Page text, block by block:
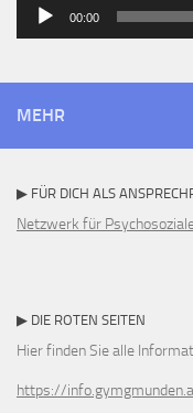
00:00
MEHR
▶ FÜR DICH ALS
Netzwerk für
▶ DIE ROTEN SEITEN
Hier finden Sie alle
https://